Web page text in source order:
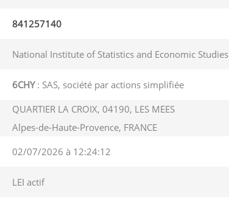
841257140
National Institute of Statistics and Economic Studies
6CHY: SAS, société par actions simplifiée
QUARTIER LA CROIX, 04190, LES MEES
Alpes-de-Haute-Provence, FRANCE
02/07/2026 à 12:24:12
LEI actif